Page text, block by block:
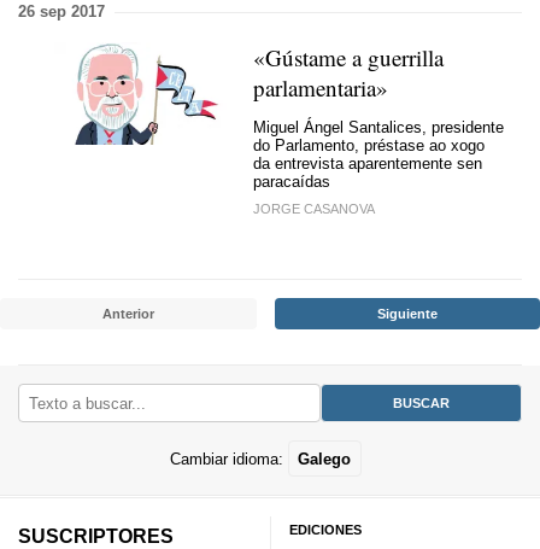
26 sep 2017
«Gústame a guerrilla
parlamentaria»
Miguel Ángel Santalices, presidente
do Parlamento, préstase ao xogo
da entrevista aparentemente sen
paracaídas
JORGE CASANOVA
Anterior Siguiente
Cambiar idioma: Galego
SUSCRIPTORES
EDICIONES